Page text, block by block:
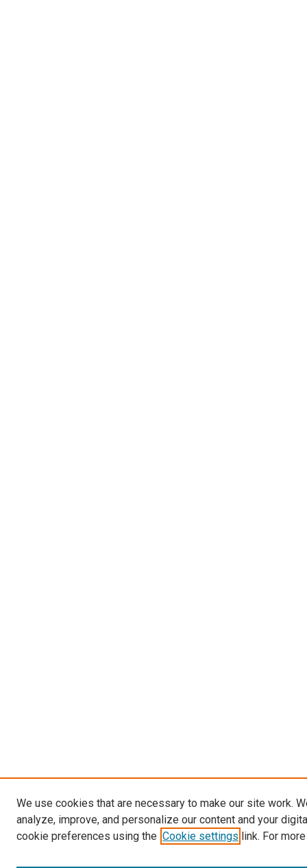
We use cookies that are necessary to make our site work.
analyze, improve, and personalize our content and your
cookie preferences using the Cookie settings link. For